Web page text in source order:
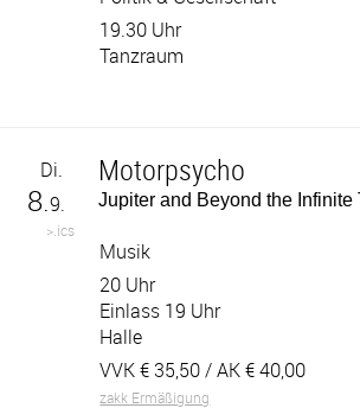
19.30 Uhr
Tanzraum
Di.
8.9.
>.ics
Motorpsycho
Jupiter and Beyond the Infinite
Musik
20 Uhr
Einlass 19 Uhr
Halle
VVK € 35,50/ AK €40,00
zakk Ermäßigung